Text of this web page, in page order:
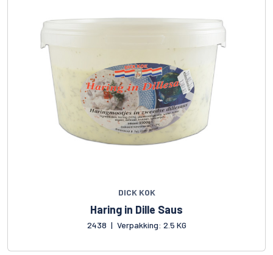
DICK KOK
Haring in Dille Saus
2438 | Verpakking: 2.5 KG